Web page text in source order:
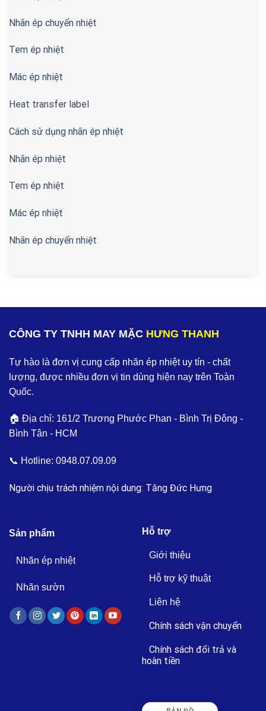
Nhãn ép chuyển nhiệt
Tem ép nhiệt
Mác ép nhiệt
Heat transfer label
Cách sử dụng nhãn ép nhiệt
Nhãn ép nhiệt
Tem ép nhiệt
Mác ép nhiệt
Nhãn ép chuyển nhiệt
CÔNG TY TNHH MAY MẶC HƯNG THANH
Tự hào là đơn vị cung cấp nhãn ép nhiệt uy tín - chất
lượng, được nhiều đơn vị tin dùng hiện nay trên Toàn
Quốc.
🏠 Địa chỉ: 161/2 Trương Phước Phan - Bình Trị Đông -
Bình Tân - HCM
📞 Hotline: 0948.07.09.09
Người chịu trách nhiệm nội dung: Tăng Đức Hưng
Sản phẩm
Nhãn ép nhiệt
Nhãn sườn
Hỗ trợ
Giới thiệu
Hỗ trợ kỹ thuật
Liên hệ
Chính sách vận chuyển
Chính sách đổi trả và
hoàn tiền